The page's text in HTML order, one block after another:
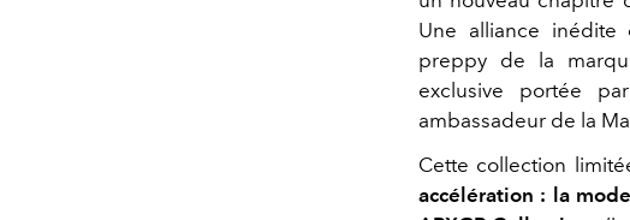
Une alliance inédite
preppy de la
exclusive portée
ambassadeur de la
Cette collection
accélération : la